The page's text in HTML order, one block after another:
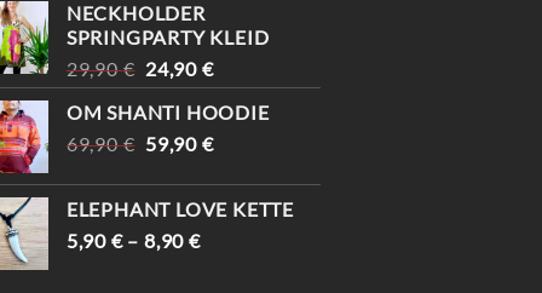
NECKHOLDER
SPRINGPARTY KLEID
29,90€ URSPRÜNGLICHER
PREIS
WAR:
29,90 €
24,90 €AKTUELLER
PREIS
IST:
24,90 €.
OM SHANTI HOODIE
69,90€ URSPRÜNGLICHER
69,90 €
59,90 €AKTUELLER
59,90 €.
ELEPHANT LOVE KETTE
5,90 €–8,90€